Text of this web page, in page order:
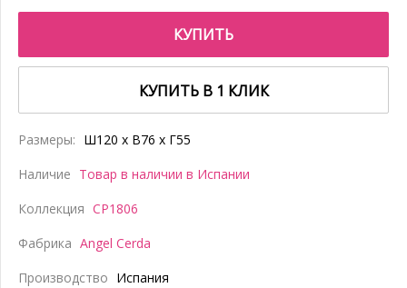
КУПИТЬ
КУПИТЬ В 1 КЛИК
Размеры: Ш120 x В76 x Г55
Наличие Товар в наличии в Испании
Коллекция CP1806
Фабрика Angel Cerda
Производство Испания